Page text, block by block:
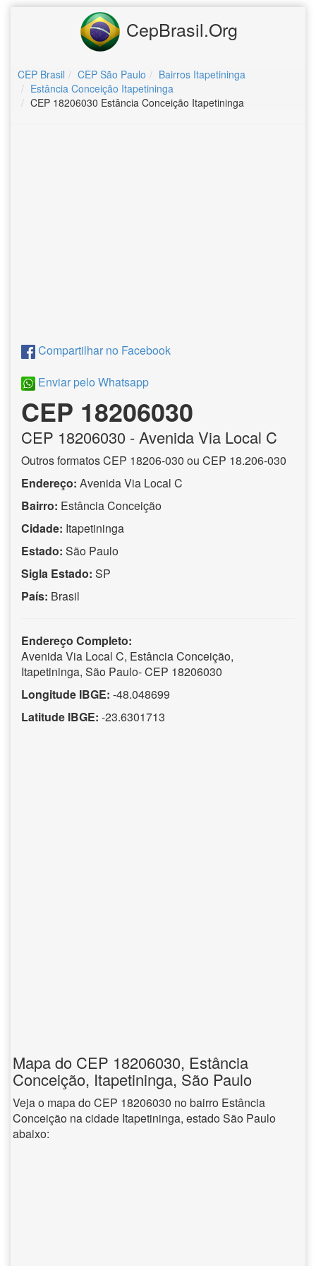
CepBrasil.Org
CEP Brasil CEP São Paulo
Bairros Itapetininga
Estância Conceição Itapetininga
CEP 18206030 Estância Conceição Itapetininga
Compartilhar no Facebook
Enviar pelo Whatsapp
CEP 18206030
CEP 18206030 - Avenida Via Local C
Outros formatos CEP 18206-030 ou CEP 18.206-030
Endereço: Avenida Via Local C
Bairro: Estância Conceição
Cidade: Itapetininga
Estado: São Paulo
Sigla Estado: SP
País: Brasil
Endereço Completo:
Avenida Via Local C, Estância Conceição,
Itapetininga, São Paulo- CEP 18206030
Longitude IBGE: -48.048699
Latitude IBGE: -23.6301713
Mapa do CEP 18206030, Estância
Conceição, Itapetininga, São Paulo
Veja o mapa do CEP 18206030 no bairro Estância
Conceição na cidade Itapetininga, estado São Paulo
abaixo: